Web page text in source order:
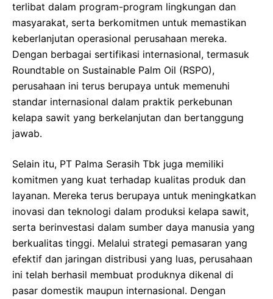
terlibat dalam program-program lingkungan dan
masyarakat, serta berkomitmen untuk memastikan
keberlanjutan operasional perusahaan mereka.
Dengan berbagai sertifikasi internasional, termasuk
Roundtable on Sustainable Palm Oil (RSPO),
perusahaan ini terus berupaya untuk memenuhi
standar internasional dalam praktik perkebunan
kelapa sawit yang berkelanjutan dan bertanggung
jawab.
Selain itu, PT Palma Serasih Tbk juga memiliki
komitmen yang kuat terhadap kualitas produk dan
layanan. Mereka terus berupaya untuk meningkatkan
inovasi dan teknologi dalam produksi kelapa sawit,
serta berinvestasi dalam sumber daya manusia yang
berkualitas tinggi. Melalui strategi pemasaran yang
efektif dan jaringan distribusi yang luas, perusahaan
ini telah berhasil membuat produknya dikenal di
pasar domestik maupun internasional. Dengan